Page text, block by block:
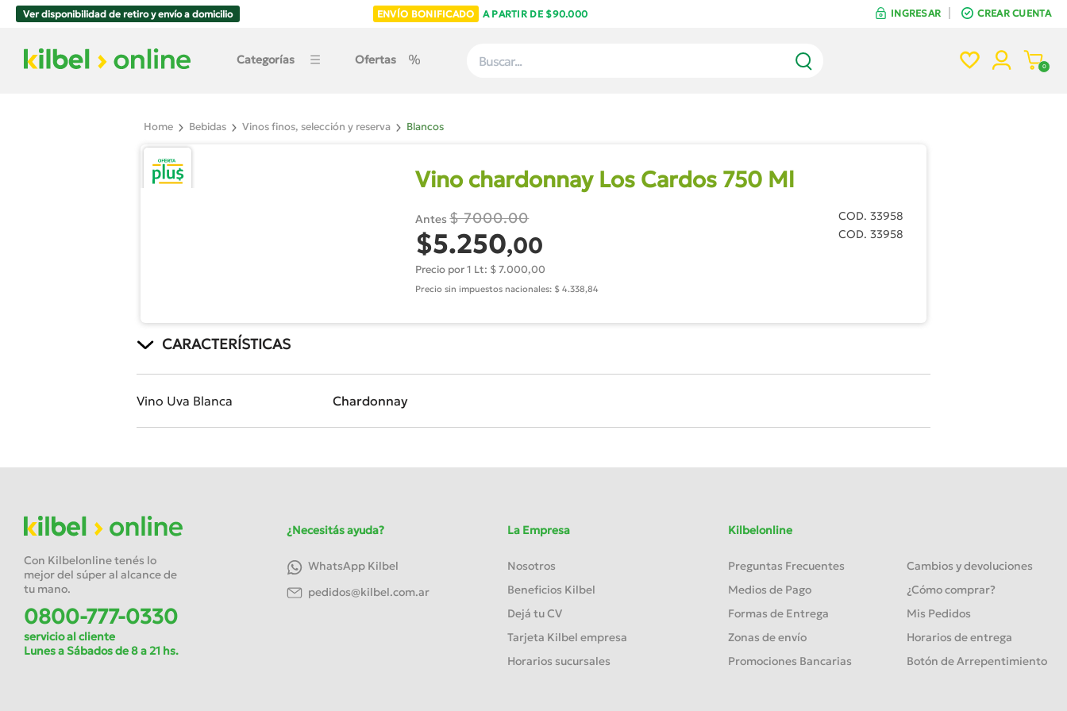
Ver disponibilidad de retiro y envío a domicilio ENVÍO BONIFICADO A PARTIR DE $90.000 INGRESAR CREAR CUENTA
Categorías Ofertas 0
Home Bebidas Vinos finos, selección y reserva Blancos
Vino chardonnay Los Cardos 750 Ml
COD. 33958
Antes$ 7000.00
$5.250,00 COD. 33958
Precio por 1 Lt: $ 7.000,00
Precio sin impuestos nacionales: $ 4.338,84
CARACTERÍSTICAS
Vino Uva Blanca Chardonnay
Con Kilbelonline tenés lo
mejor del súper al alcance de
tu mano.
0800-777-0330
servicio al cliente
Lunes a Sábados de 8 a 21 hs.
¿Necesitás ayuda?
WhatsApp Kilbel
pedidos@kilbel.com.ar
La Empresa
Nosotros
Beneficios Kilbel
Dejá tu CV
Tarjeta Kilbel empresa
Horarios sucursales
Kilbelonline
Preguntas Frecuentes
Cambios y devoluciones
Medios de Pago
¿Cómo comprar?
Formas de Entrega
Mis Pedidos
Zonas de envío
Horarios de entrega
Promociones Bancarias
Botón de Arrepentimiento